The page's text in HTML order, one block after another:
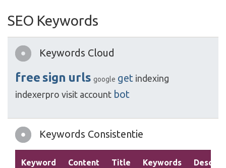
SEO Keywords
Keywords Cloud
freesign urls google get indexing
indexerpro visit account bot
Keywords Consistentie
Keyword Content Title Keywords